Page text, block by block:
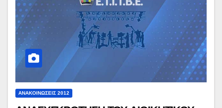
ΑΝΑΚΟΙΝΏΣΕΙΣ 2012